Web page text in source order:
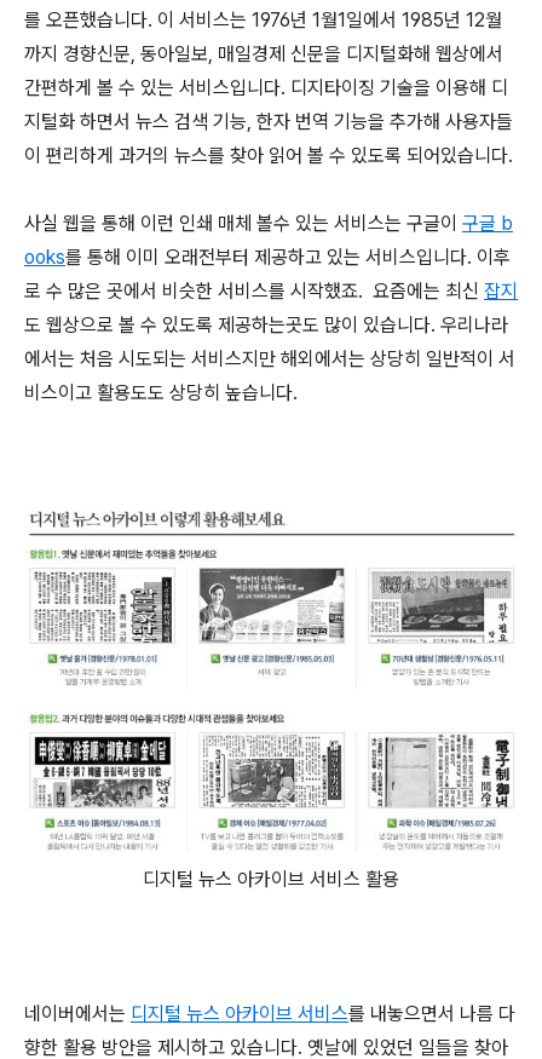
를 오픈했습니다. 이 서비스는 1976년 1월1일에서 1985년 12월
까지 경향신문, 동아일보, 매일경제 신문을 디지털화해 웹상에서
간편하게 볼 수 있는 서비스입니다. 디지타이징 기술을 이용해 디
지털화 하면서 뉴스 검색 기능, 한자 번역 기능을 추가해 사용자들
이 편리하게 과거의 뉴스를 찾아 읽어 볼 수 있도록 되어있습니다.
사실 웹을 통해 이런 인쇄 매체 볼수 있는 서비스는 구글이 구글 b
ooks를 통해 이미 오래전부터 제공하고 있는 서비스입니다. 이후
로 수 많은 곳에서 비슷한 서비스를 시작했죠. 요즘에는 최신 잡지
도 웹상으로 볼 수 있도록 제공하는곳도 많이 있습니다. 우리나라
에서는 처음 시도되는 서비스지만 해외에서는 상당히 일반적이 서
비스이고 활용도도 상당히 높습니다.
디지털 뉴스 아카이브 서비스 활용
네이버에서는 디지털 뉴스 아카이브 서비스를 내놓으면서 나름 다
향한 활용 방안을 제시하고 있습니다. 옛날에 있었던 일들을 찾아